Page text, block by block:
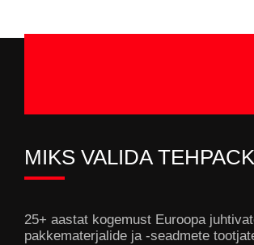
MIKS VALIDA
25+ aastat kogemust Euroopa
pakkematerjalide ja -seadmete